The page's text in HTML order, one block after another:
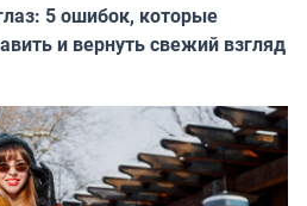
5 ошибок, которые
и вернуть свежий взгляд